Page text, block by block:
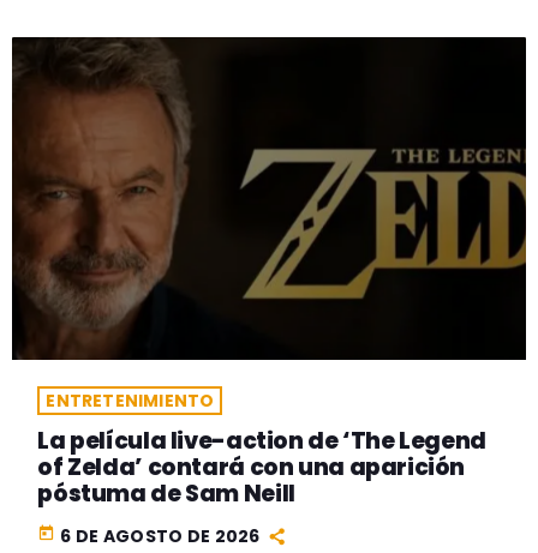
ENTRETENIMIENTO
La película live-action de ‘The Legend
of Zelda’ contará con una aparición
póstuma de Sam Neill
today 6 DE AGOSTO DE 2026